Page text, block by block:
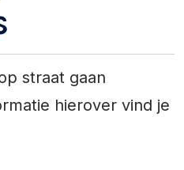
straat gaan
hierover vind je